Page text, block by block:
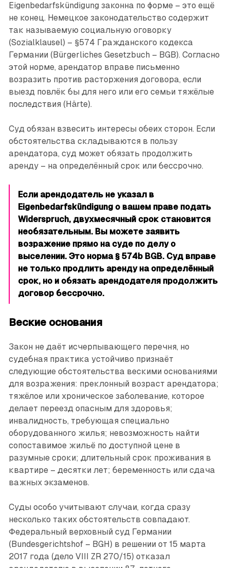
Eigenbedarfskündigung законна по форме – это ещё
не конец. Немецкое законодательство содержит
так называемую социальную оговорку
(Sozialklausel) – §574 Гражданского кодекса
Германии (Bürgerliches Gesetzbuch – BGB). Согласно
этой норме, арендатор вправе письменно
возразить против расторжения договора, если
выезд повлёк бы для него или его семьи тяжёлые
последствия (Härte).
Суд обязан взвесить интересы обеих сторон. Если
обстоятельства складываются в пользу
арендатора, суд может обязать продолжить
аренду – на определённый срок или бессрочно.
Если арендодатель не указал в
Eigenbedarfskündigung о вашем праве подать
Widerspruch, двухмесячный срок становится
необязательным. Вы можете заявить
возражение прямо на суде по делу о
выселении. Это норма § 574b BGB. Суд вправе
не только продлить аренду на определённый
срок, но и обязать арендодателя продолжить
договор бессрочно.
Веские основания
Закон не даёт исчерпывающего перечня, но
судебная практика устойчиво признаёт
следующие обстоятельства вескими основаниями
для возражения: преклонный возраст арендатора;
тяжёлое или хроническое заболевание, которое
делает переезд опасным для здоровья;
инвалидность, требующая специально
оборудованного жилья; невозможность найти
сопоставимое жильё по доступной цене в
разумные сроки; длительный срок проживания в
квартире – десятки лет; беременность или сдача
важных экзаменов.
Суды особо учитывают случаи, когда сразу
несколько таких обстоятельств совпадают.
Федеральный верховный суд Германии
(Bundesgerichtshof – BGH) в решении от 15 марта
2017 года (дело VIII ZR 270/15) отказал